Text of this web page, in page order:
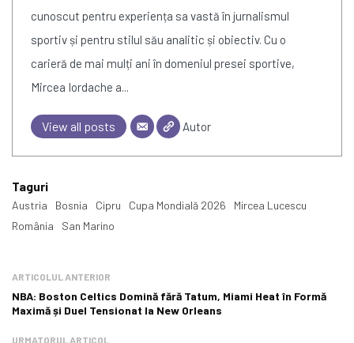
cunoscut pentru experiența sa vastă în jurnalismul
sportiv și pentru stilul său analitic și obiectiv. Cu o
carieră de mai mulți ani în domeniul presei sportive,
Mircea Iordache a...
View all posts Autor
Taguri
Austria Bosnia Cipru Cupa Mondială 2026
Mircea Lucescu
România
San Marino
ARTICOLUL ANTERIOR
NBA: Boston Celtics Domină fără Tatum, Miami Heat în Formă
Maximă și Duel Tensionat la New Orleans
URMATORUL ARTICOL